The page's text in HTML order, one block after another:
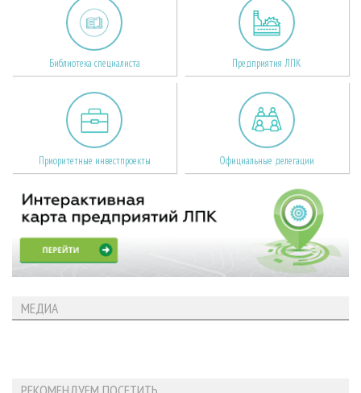
Библиотека специалиста Предприятия ЛПК
Приоритетные инвестпроекты Официальные делегации
МЕДИА